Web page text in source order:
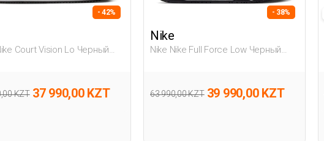
- 42%
Court Vision Lo Черный
KZT 37 990,00 KZT
- 38%
Nike
Nike Nike Full Force Low Черный
63 990,00 KZT 39 990,00 KZT